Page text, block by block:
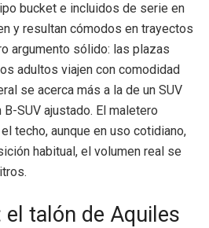
bucket e incluidos de serie en
y resultan cómodos en trayectos
argumento sólido: las plazas
adultos viajen con comodidad
se acerca más a la de un SUV
SUV ajustado. El maletero
techo, aunque en uso cotidiano,
habitual, el volumen real se
el talón de Aquiles